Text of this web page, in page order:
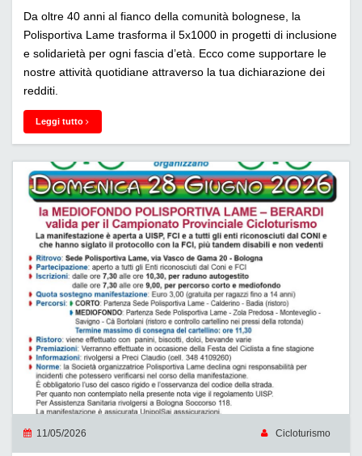
Da oltre 40 anni al fianco della comunità bolognese, la
Polisportiva Lame trasforma il 5x1000 in progetti di inclusione
e solidarietà per ogni fascia d’età. Ecco come supportare le
nostre attività quotidiane attraverso la tua dichiarazione dei
redditi.
Leggi tutto
11/05/2026 Cicloturismo